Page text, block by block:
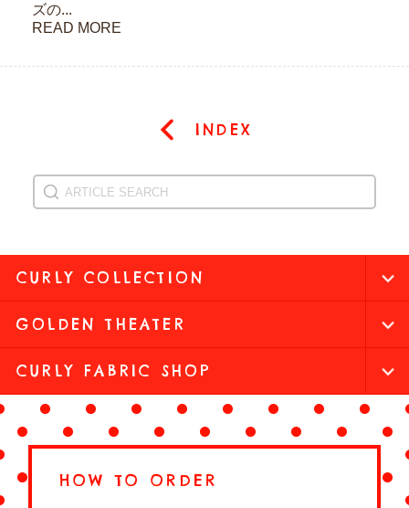
ズの...
READ MORE
INDEX
CURLY COLLECTION
GOLDEN THEATER
CURLY FABRIC SHOP
HOW TO ORDER